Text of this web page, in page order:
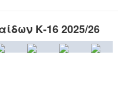
Κ-16 2025/26